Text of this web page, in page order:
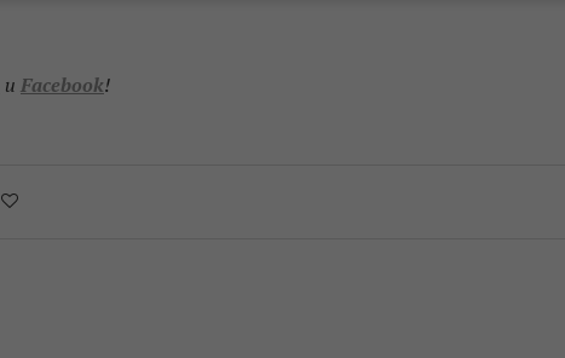
и Facebook!